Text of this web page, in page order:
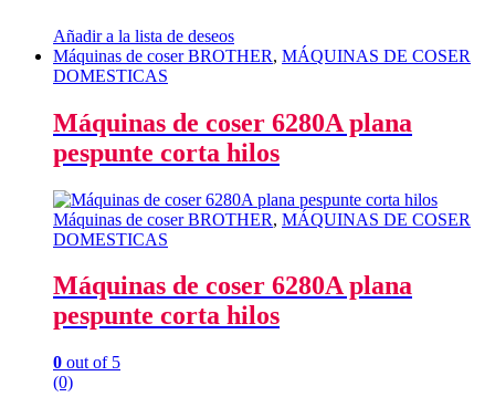
Añadir a la lista de deseos
Máquinas de coser BROTHER, MÁQUINAS DE COSER
DOMESTICAS
Máquinas de coser 6280A plana
pespunte corta hilos
Máquinas de coser BROTHER, MÁQUINAS DE COSER
DOMESTICAS
Máquinas de coser 6280A plana
pespunte corta hilos
0 out of 5
(0)